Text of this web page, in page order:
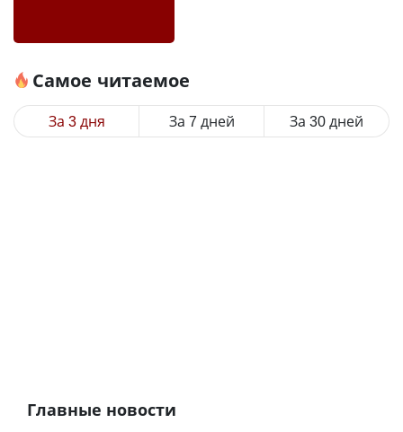
Самое читаемое
За 3 дня За 7 дней За 30 дней
Главные новости